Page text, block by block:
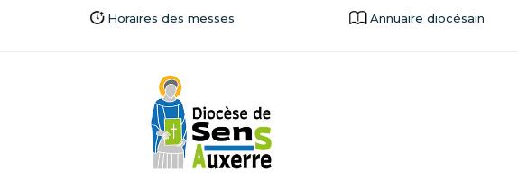
Horaires des messes Annuaire diocésain